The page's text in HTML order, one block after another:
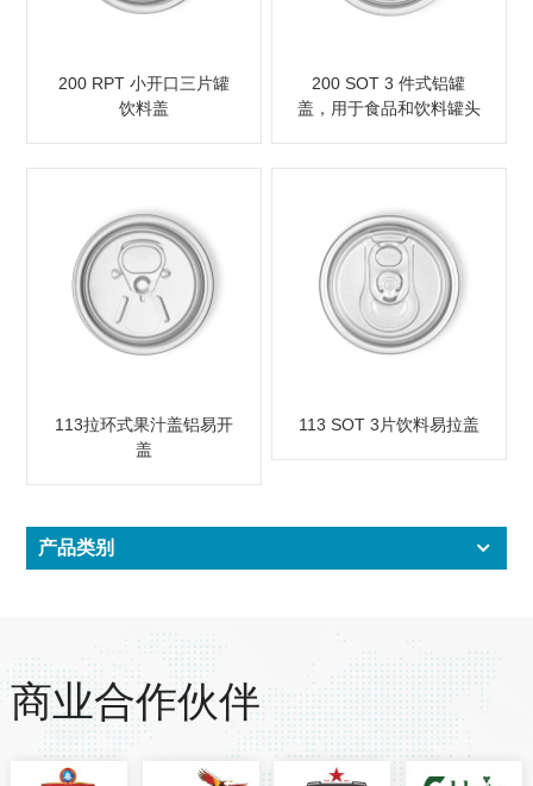
200 RPT 小开口三片罐
饮料盖
200 SOT 3 件式铝罐
盖，用于食品和饮料罐头
113拉环式果汁盖铝易开
盖
113 SOT 3片饮料易拉盖
产品类别
商业合作伙伴